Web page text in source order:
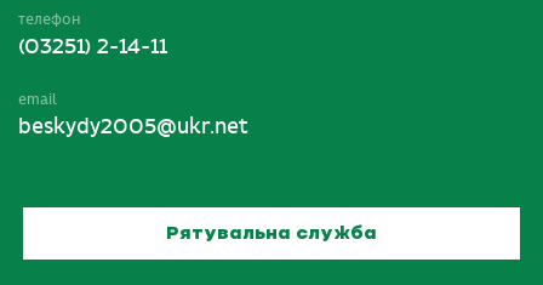
телефон
(03251) 2-14-11
email
beskydy2005@ukr.net
Рятувальна служба